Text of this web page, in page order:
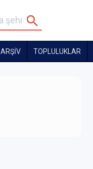
ARŞİV TOPLULUKLAR